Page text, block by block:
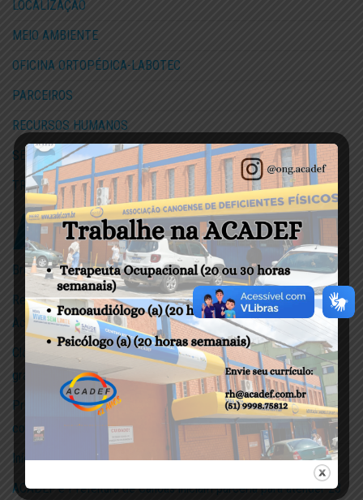
LOCALIZAÇÃO
MEIO AMBIENTE
OFICINA ORTOPÉDICA-LABOTEC
PARCEIROS
RECURSOS HUMANOS
SELO INVESTIDOR SOCIAL
TRANSPARÊNCIA
Brenno recebe prótese com estilo de herói!
Representantes da ACADEF participam da 5ª edição do Camping
Acessível em Três Coroas
Clóvis Schenkel, aluno do PIC, cria arte realista com lápis de
grafite
Primeiro encontro de Orientação/Apoio para mães de crianças
com TEA do CER III da ACADEF
Início das aulas do Criar e Vestir Cidadania da ACADEF
ACADEF e Prefeitura de Canoas iniciam parceria para atender 23